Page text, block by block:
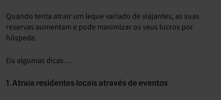
Quando tenta atrair um leque variado de viajantes, as suas
reservas aumentam e pode maximizar os seus lucros por
hóspede.
Eis algumas dicas…
1. Atraia residentes locais através de eventos